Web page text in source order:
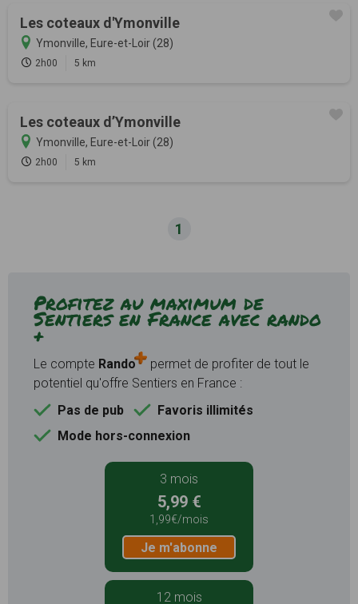
Les coteaux d'Ymonville
Ymonville, Eure-et-Loir (28)
2h00 5 km
Les coteaux d’Ymonville
Ymonville, Eure-et-Loir (28)
2h00 5 km
1
Profitez au maximum de
Sentiers en France avec rando
+
Le compte Rando
permet de profiter de tout le
potentiel qu'offre Sentiers en France :
Pas de pub
Favoris illimités
Mode hors-connexion
3 mois
5,99 €
1,99€/mois
Je m'abonne
12 mois